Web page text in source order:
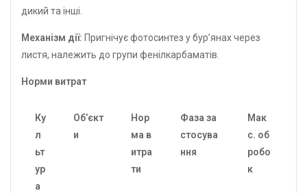
дикий та інші.
Механізм дії: Пригнічує фотосинтез у бур’янах через
листя, належить до групи фенілкарбаматів.
Норми витрат
Ку
л
ьт
ур
а
Об’єкт
и
Нор
ма в
итра
ти
Фаза за
стосува
ння
Мак
с. об
робо
к